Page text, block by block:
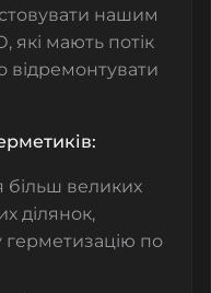
нашим
які мають потік
відремонтувати
більш великих
ділянок,
герметизацію по